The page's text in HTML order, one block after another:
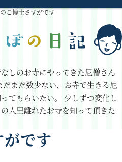
こ博士さすがです
しのお寺にやってきた尼僧さん
だまだ数少ない、お寺で生きる尼
てもらいたい。
少しずつ変化し
人里離れたお寺を知って頂きた
です